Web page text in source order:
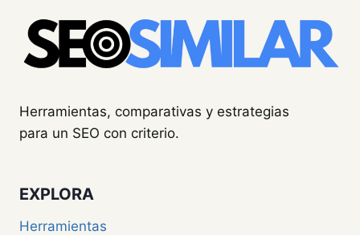
Herramientas, comparativas y estrategias
para un SEO con criterio.
EXPLORA
Herramientas